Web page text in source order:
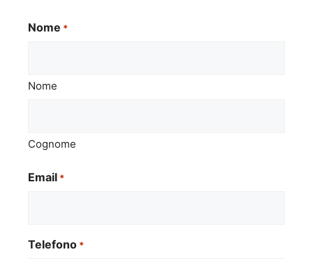
Nome *
Nome
Cognome
Email *
Telefono *